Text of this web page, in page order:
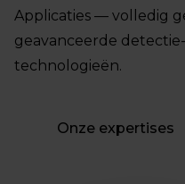
Applicaties — volledig
geavanceerde
technologieën.
Onze expertises